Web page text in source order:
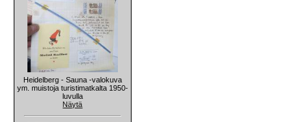
Heidelberg - Sauna -valokuva
ym. muistoja turistimatkalta 1950-
luvulla
Näytä